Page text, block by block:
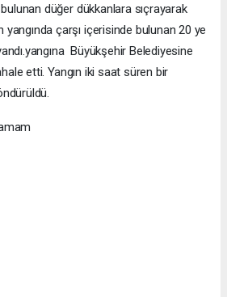
düğer dükkanlara sıçrayarak
çarşı içerisinde bulunan 20 ye
Büyükşehir Belediyesine
etti. Yangın iki saat süren bir